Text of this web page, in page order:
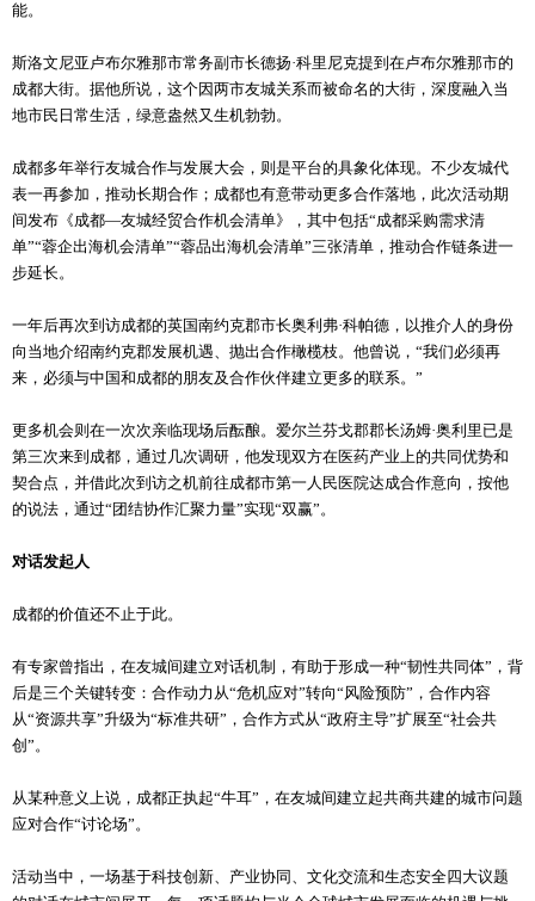
能。
斯洛文尼亚卢布尔雅那市常务副市长德扬·科里尼克提到在卢布尔雅那市的
成都大街。据他所说，这个因两市友城关系而被命名的大街，深度融入当
地市民日常生活，绿意盎然又生机勃勃。
成都多年举行友城合作与发展大会，则是平台的具象化体现。不少友城代
表一再参加，推动长期合作；成都也有意带动更多合作落地，此次活动期
间发布《成都—友城经贸合作机会清单》，其中包括“成都采购需求清
单”“蓉企出海机会清单”“蓉品出海机会清单”三张清单，推动合作链条进一
步延长。
一年后再次到访成都的英国南约克郡市长奥利弗·科帕德，以推介人的身份
向当地介绍南约克郡发展机遇、抛出合作橄榄枝。他曾说，“我们必须再
来，必须与中国和成都的朋友及合作伙伴建立更多的联系。”
更多机会则在一次次亲临现场后酝酿。爱尔兰芬戈郡郡长汤姆·奥利里已是
第三次来到成都，通过几次调研，他发现双方在医药产业上的共同优势和
契合点，并借此次到访之机前往成都市第一人民医院达成合作意向，按他
的说法，通过“团结协作汇聚力量”实现“双赢”。
对话发起人
成都的价值还不止于此。
有专家曾指出，在友城间建立对话机制，有助于形成一种“韧性共同体”，背
后是三个关键转变：合作动力从“危机应对”转向“风险预防”，合作内容
从“资源共享”升级为“标准共研”，合作方式从“政府主导”扩展至“社会共
创”。
从某种意义上说，成都正执起“牛耳”，在友城间建立起共商共建的城市问题
应对合作“讨论场”。
活动当中，一场基于科技创新、产业协同、文化交流和生态安全四大议题